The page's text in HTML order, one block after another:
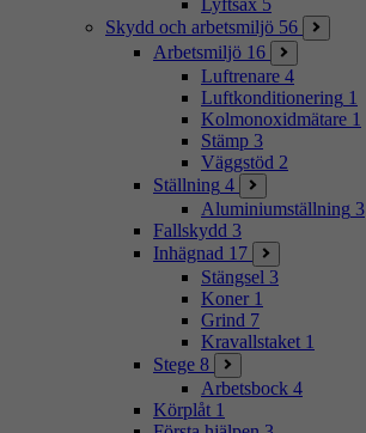
Skydd och arbetsmiljö 56
Arbetsmiljö 16
Luftrenare 4
Luftkonditionering 1
Kolmonoxidmätare 1
Stämp 3
Väggstöd 2
Ställning 4
Aluminiumställning 3
Fallskydd 3
Inhägnad 17
Stängsel 3
Koner 1
Grind 7
Kravallstaket 1
Stege 8
Arbetsbock 4
Körplåt 1